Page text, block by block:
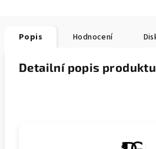
Popis Hodnocení
Detailní popis produktu